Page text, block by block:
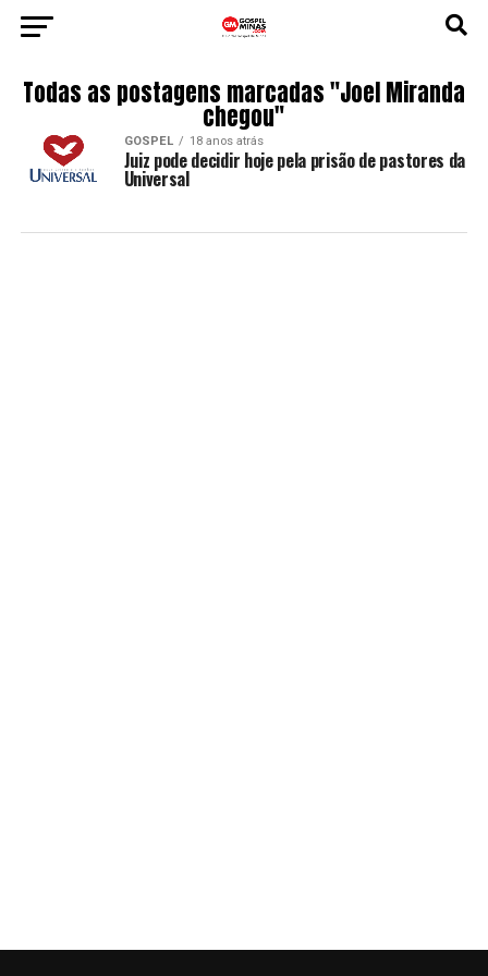
Todas as postagens marcadas "Joel Miranda
chegou"
GOSPEL 18 anos atrás
Juiz pode decidir hoje pela prisão de pastores da
Universal